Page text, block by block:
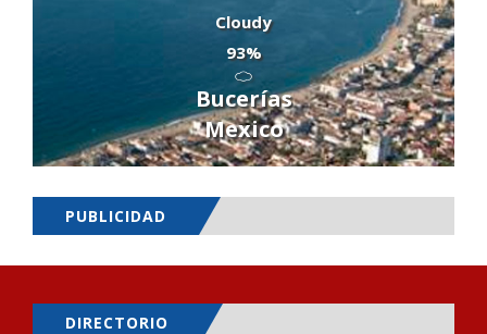
Cloudy
93%
Bucerías
Mexico
PUBLICIDAD
DIRECTORIO